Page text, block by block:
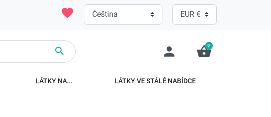
favorite
 person shopping_basket
0
LÁTKY NA... LÁTKY VE STÁLÉ NABÍDCE